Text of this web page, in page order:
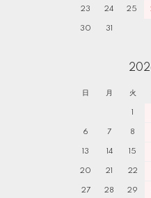
23 24 25
30 31
日 月 火
1
6 7 8
13 14 15
20 21 22
27 28 29